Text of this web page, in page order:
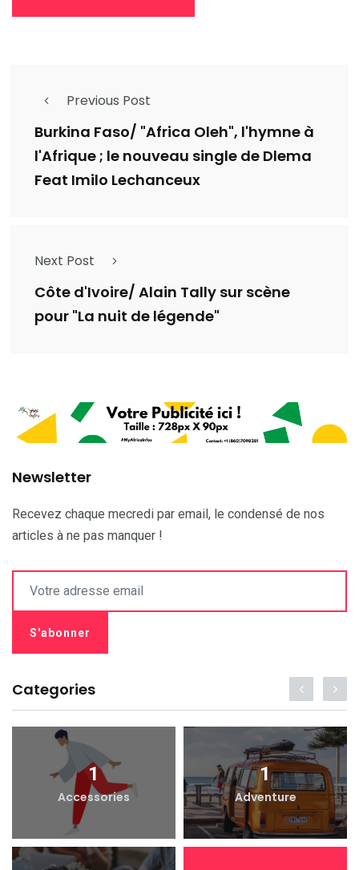
Previous Post
Burkina Faso/ "Africa Oleh", l'hymne à
l'Afrique ; le nouveau single de Dlema
Feat Imilo Lechanceux
Next Post
Côte d'Ivoire/ Alain Tally sur scène
pour "La nuit de légende"
Newsletter
Recevez chaque mecredi par email, le condensé de nos
articles à ne pas manquer !
Categories
1
Accessories
1
Adventure